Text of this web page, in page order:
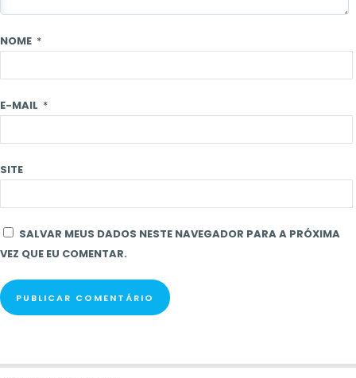
NOME *
E-MAIL *
SITE
SALVAR MEUS DADOS NESTE NAVEGADOR PARA A PRÓXIMA
VEZ QUE EU COMENTAR.